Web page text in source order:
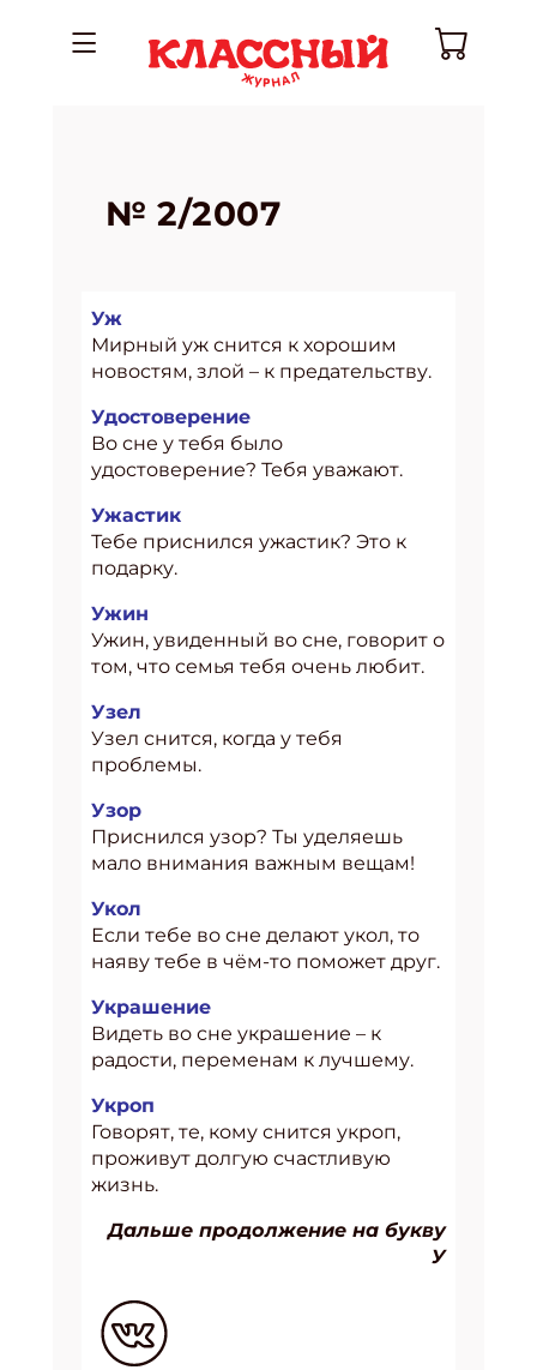
№ 2/2007
Уж
Мирный уж снится к хорошим
новостям, злой – к предательству.
Удостоверение
Во сне у тебя было
удостоверение? Тебя уважают.
Ужастик
Тебе приснился ужастик? Это к
подарку.
Ужин
Ужин, увиденный во сне, говорит о
том, что семья тебя очень любит.
Узел
Узел снится, когда у тебя
проблемы.
Узор
Приснился узор? Ты уделяешь
мало внимания важным вещам!
Укол
Если тебе во сне делают укол, то
наяву тебе в чём-то поможет друг.
Украшение
Видеть во сне украшение – к
радости, переменам к лучшему.
Укроп
Говорят, те, кому снится укроп,
проживут долгую счастливую
жизнь.
Дальше продолжение на букву
У